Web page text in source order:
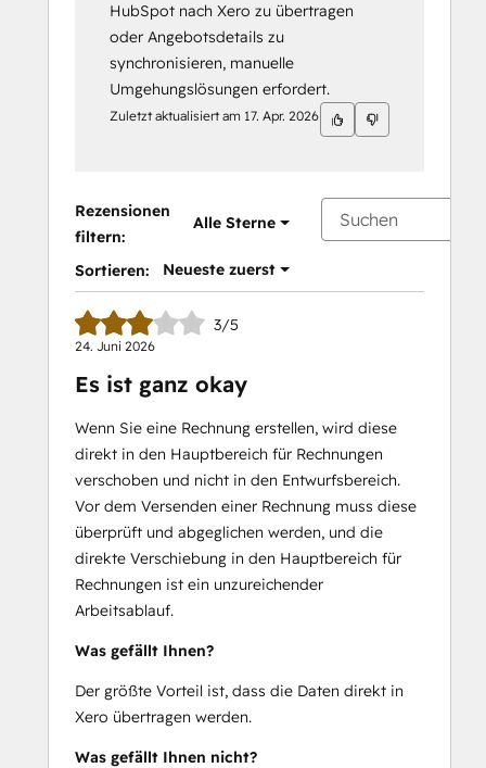
HubSpot nach Xero zu übertragen
oder Angebotsdetails zu
synchronisieren, manuelle
Umgehungslösungen erfordert.
Zuletzt aktualisiert am 17. Apr. 2026
Rezensionen
filtern:
Alle Sterne
Sortieren: Neueste zuerst
3/5
24. Juni 2026
Es ist ganz okay
Wenn Sie eine Rechnung erstellen, wird diese
direkt in den Hauptbereich für Rechnungen
verschoben und nicht in den Entwurfsbereich.
Vor dem Versenden einer Rechnung muss diese
überprüft und abgeglichen werden, und die
direkte Verschiebung in den Hauptbereich für
Rechnungen ist ein unzureichender
Arbeitsablauf.
Was gefällt Ihnen?
Der größte Vorteil ist, dass die Daten direkt in
Xero übertragen werden.
Was gefällt Ihnen nicht?